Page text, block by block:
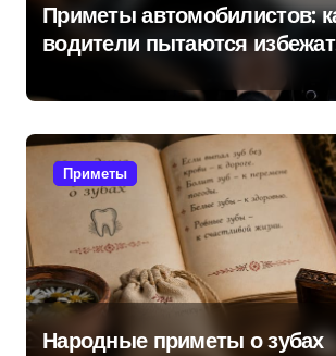
Приметы автомобилистов:
водители пытаются
дороге
Приметы
Народные приметы о зубах